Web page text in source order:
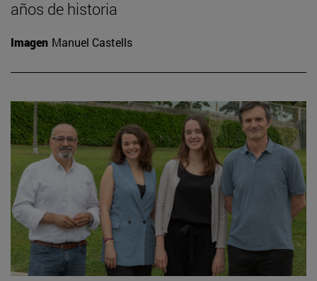
años de historia
Imagen Manuel Castells